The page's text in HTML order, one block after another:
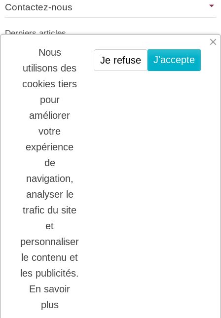
Contactez-nous
Derniers articles
01/07/2026
PLATINUM : LE MEILLEUR DE LA
VIANDE POUR CHIENS ET CHATS
22/08/2025
LADYBEL : DES SOINS FRANCAIS DE
GRANDE QUALITE
Inscription à la newsletter
Vous pouvez vous désinscrire à tout moment.
J'accepte les conditions générales et la
politique de confidentialité.
Copyright © 2026 - DogFrenchTouch™
Création Ecommerce
Nous
utilisons des
cookies tiers
pour
améliorer
votre
expérience
de
navigation,
analyser le
trafic du site
et
personnaliser
le contenu et
les publicités.
En savoir
plus
J'accepte
Je refuse